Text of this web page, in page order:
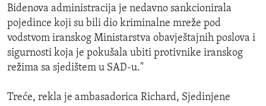
Bidenova administracija je nedavno sankcionirala
pojedince koji su bili dio kriminalne mreže pod
vodstvom iranskog Ministarstva obavještajnih poslova i
sigurnosti koja je pokušala ubiti protivnike iranskog
režima sa sjedištem u SAD-u."
Treće, rekla je ambasadorica Richard, Sjedinjene